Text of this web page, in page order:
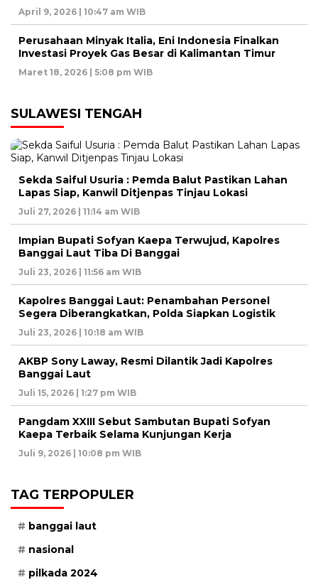
April 9, 2026 | 10:47 am WIB
Perusahaan Minyak Italia, Eni Indonesia Finalkan
Investasi Proyek Gas Besar di Kalimantan Timur
Maret 18, 2026 | 5:08 pm WIB
SULAWESI TENGAH
Sekda Saiful Usuria : Pemda Balut Pastikan Lahan
Lapas Siap, Kanwil Ditjenpas Tinjau Lokasi
Juli 27, 2026 | 11:14 am WIB
Impian Bupati Sofyan Kaepa Terwujud, Kapolres
Banggai Laut Tiba Di Banggai
Juli 23, 2026 | 11:56 am WIB
Kapolres Banggai Laut: Penambahan Personel
Segera Diberangkatkan, Polda Siapkan Logistik
Juli 23, 2026 | 10:18 am WIB
AKBP Sony Laway, Resmi Dilantik Jadi Kapolres
Banggai Laut
Juli 15, 2026 | 1:27 pm WIB
Pangdam XXIII Sebut Sambutan Bupati Sofyan
Kaepa Terbaik Selama Kunjungan Kerja
Juli 9, 2026 | 10:08 pm WIB
TAG TERPOPULER
banggai laut
nasional
pilkada 2024